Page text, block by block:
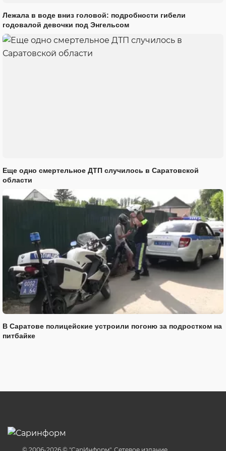
Лежала в воде вниз головой: подробности гибели
годовалой девочки под Энгельсом
Еще одно смертельное ДТП случилось в Саратовской
области
В Саратове полицейские устроили погоню за подростком на
питбайке